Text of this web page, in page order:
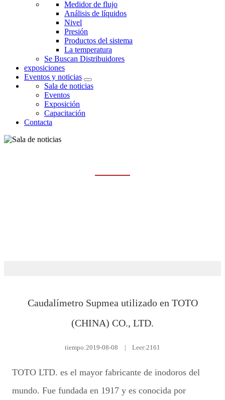
Medidor de flujo
Análisis de líquidos
Nivel
Presión
Productos del sistema
La temperatura
Se Buscan Distribuidores
exposiciones
Eventos y noticias
Sala de noticias
Eventos
Exposición
Capacitación
Contacta
Caudalímetro Supmea utilizado en TOTO
(CHINA) CO., LTD.
tiempo:2019-08-08 | Leer:2161
TOTO LTD. es el mayor fabricante de inodoros del
mundo. Fue fundada en 1917 y es conocida por